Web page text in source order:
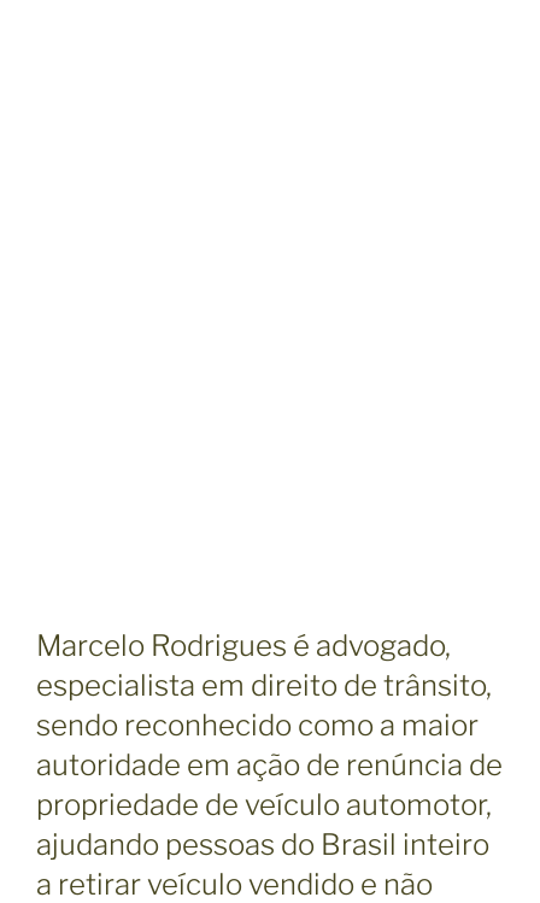
Marcelo Rodrigues é advogado,
especialista em direito de trânsito,
sendo reconhecido como a maior
autoridade em ação de renúncia de
propriedade de veículo automotor,
ajudando pessoas do Brasil inteiro
a retirar veículo vendido e não